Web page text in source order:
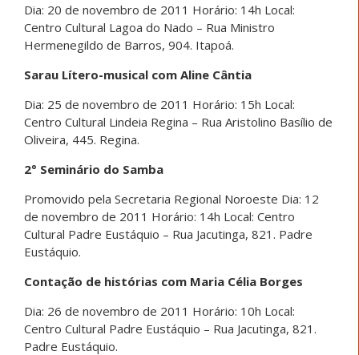
Dia: 20 de novembro de 2011 Horário: 14h Local:
Centro Cultural Lagoa do Nado – Rua Ministro
Hermenegildo de Barros, 904. Itapoá.
Sarau Lítero-musical com Aline Cântia
Dia: 25 de novembro de 2011 Horário: 15h Local:
Centro Cultural Lindeia Regina – Rua Aristolino Basílio de
Oliveira, 445. Regina.
2° Seminário do Samba
Promovido pela Secretaria Regional Noroeste Dia: 12
de novembro de 2011 Horário: 14h Local: Centro
Cultural Padre Eustáquio – Rua Jacutinga, 821. Padre
Eustáquio.
Contação de histórias com Maria Célia Borges
Dia: 26 de novembro de 2011 Horário: 10h Local:
Centro Cultural Padre Eustáquio – Rua Jacutinga, 821.
Padre Eustáquio.